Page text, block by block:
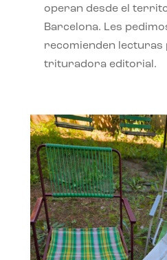
operan desde el
Barcelona. Les
recomienden lecturas
trituradora editorial.